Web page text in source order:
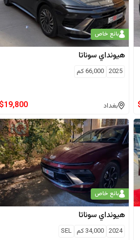
بائع خاص
هيونداي سوناتا
2025
66,000كم
بغداد $19,800
بائع خاص
هيونداي سوناتا
2024
34,000كم SEL